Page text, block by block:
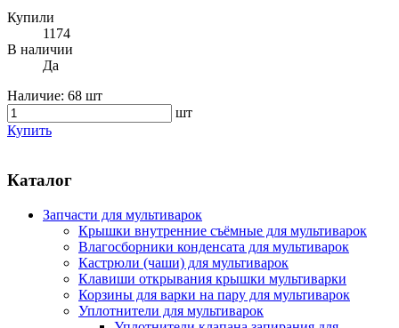
Купили
1174
В наличии
Да
Наличие: 68 шт
шт
Купить
Каталог
Запчасти для мультиварок
Крышки внутренние съёмные для мультиварок
Влагосборники конденсата для мультиварок
Кастрюли (чаши) для мультиварок
Клавиши открывания крышки мультиварки
Корзины для варки на пару для мультиварок
Уплотнители для мультиварок